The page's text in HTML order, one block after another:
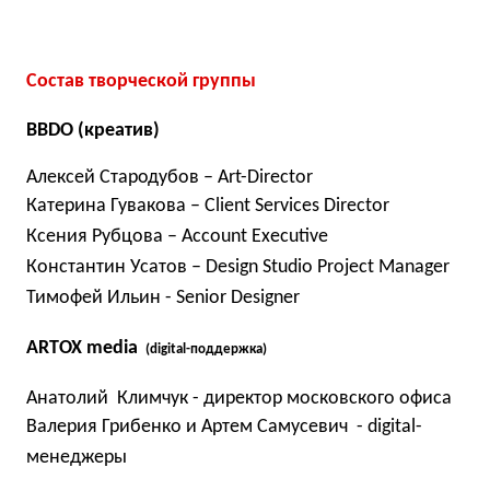
Состав творческой группы
BBDO (креатив)
Алексей Стародубов – Art-Director
Катерина Гувакова – Client Services Director
Ксения Рубцова – Account Executive
Константин Усатов – Design Studio Project Manager
Тимофей Ильин - Senior Designer
ARTOX media (digital-поддержка)
Анатолий Климчук - директор московского офиса
Валерия Грибенко и Артем Самусевич - digital-
менеджеры